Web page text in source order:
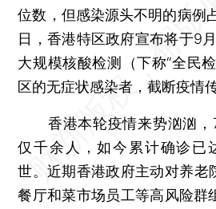
位数，但感染源头不明的病例
日，香港特区政府宣布将于9
大规模核酸检测（下称“全民
区的无症状感染者，截断疫情
香港本轮疫情来势汹汹，
仅千余人，如今累计确诊已
世。近期香港政府主动对养老
餐厅和菜市场员工等高风险群